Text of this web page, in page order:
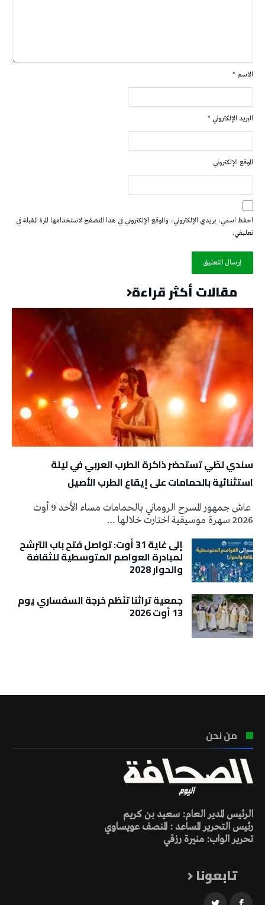
الاسم *
البريد الإلكتروني *
الموقع الإلكتروني
احفظ اسمي، بريدي الإلكتروني، والموقع الإلكتروني في هذا المتصفح لاستخدامها المرة المقبلة في
تعليقي.
مقالات أكثر قراءة
سندي لطّي تستحضر ذاكرة الطرب العربي في ليلة
استثنائية بالحمامات على إيقاع الطرب الأصيل
عاش جمهور المسرح الروماني بالحمامات مساء الأحد 9 أوت
2026 سهرة موسيقية اختارت خلالها …
إلى غاية 31 أوت: تواصل فتح باب الترشح
لمبادرة العواصم المتوسطية للثقافة
والحوار 2028
جمعية تراثنا تنَظم خرجة السفساري يوم
13 أوت 2026
من نحن
الرئيس المدير العام: سعيد بن كريم
رئيس التحرير المساعد : المنصف عويساوي
تحرير الواب: منيرة رزقي
تابعونا